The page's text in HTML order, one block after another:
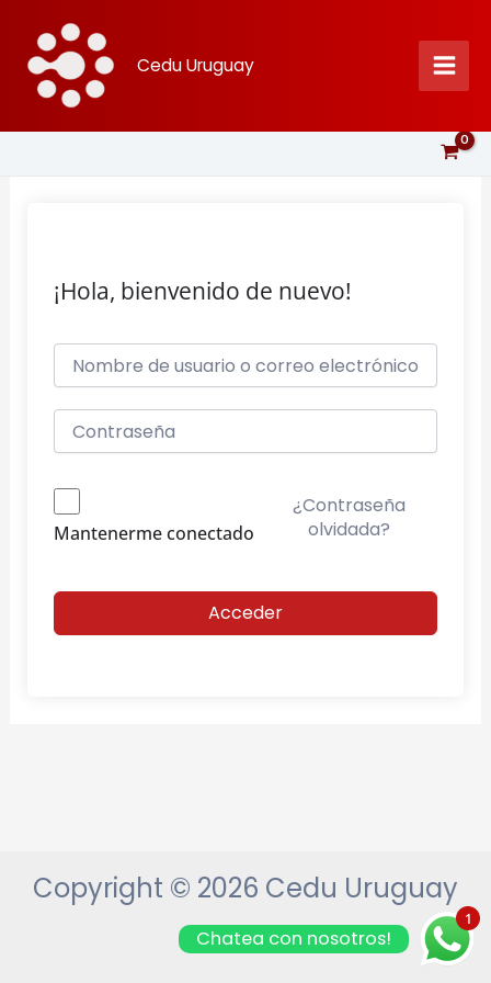
contenido
Cedu Uruguay
¡Hola, bienvenido de nuevo!
Mantenerme conectado
¿Contraseña
olvidada?
Acceder
Copyright © 2026 Cedu Uruguay
1
Chatea con nosotros!